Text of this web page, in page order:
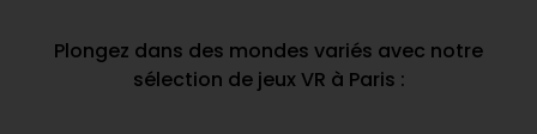
Plongez dans des mondes variés avec notre
sélection de jeux VR à Paris :